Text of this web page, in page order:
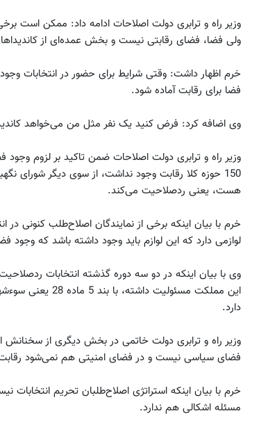
وزیر راه و ترابری دولت اصلاحات ادامه داد: ممکن است
ولی فضا، فضای رقابتی نیست‌ و بخش عمده‌ای از
خرم اظهار داشت: وقتی شرایط برای حضور در انتخابات
‌فضا برای رقابت آماده شود.
وی اضافه کرد: فرض کنید یک نفر مثل من می‌خواهد
وزیر راه و ترابری دولت اصلاحات ضمن تاکید بر لزوم
150 حوزه کلا رقابت وجود نداشت‌، از سوی دیگر
هست، یعنی رد‌صلاحیت می‌کند.
خرم با بیان اینکه برخی از نمایندگان اصلاح‌طلب کنونی در
لوازمی دارد که این لوازم باید وجود داشته باشد که
این مملکت
دارد.
وزیر راه و ترابری دولت خاتمی در بخش دیگری از
فضای سیاسی نیست و در فضای امنیتی هم نمی‌شود رقابت
خرم با بیان اینکه استراتژی اصلاح‌طلبان تحریم انتخابات
مسئله اشکالی هم ندارد.